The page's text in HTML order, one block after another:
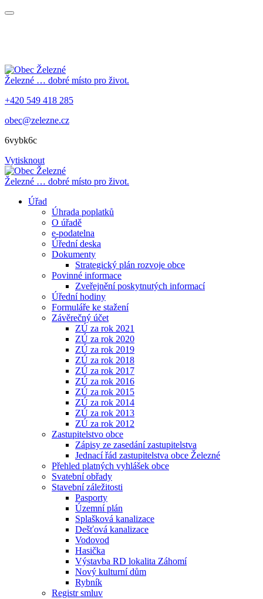
Železné … dobré místo pro život.
+420 549 418 285
obec@zelezne.cz
6vybk6c
Vytisknout
Železné … dobré místo pro život.
Úřad
Úhrada poplatků
O úřadě
e-podatelna
Úřední deska
Dokumenty
Strategický plán rozvoje obce
Povinné informace
Zveřejnění poskytnutých informací
Úřední hodiny
Formuláře ke stažení
Závěrečný účet
ZÚ za rok 2021
ZÚ za rok 2020
ZÚ za rok 2019
ZÚ za rok 2018
ZÚ za rok 2017
ZÚ za rok 2016
ZÚ za rok 2015
ZÚ za rok 2014
ZÚ za rok 2013
ZÚ za rok 2012
Zastupitelstvo obce
Zápisy ze zasedání zastupitelstva
Jednací řád zastupitelstva obce Železné
Přehled platných vyhlášek obce
Svatební obřady
Stavební záležitosti
Pasporty
Územní plán
Splašková kanalizace
Dešťová kanalizace
Vodovod
Hasička
Výstavba RD lokalita Záhomí
Nový kulturní dům
Rybník
Registr smluv